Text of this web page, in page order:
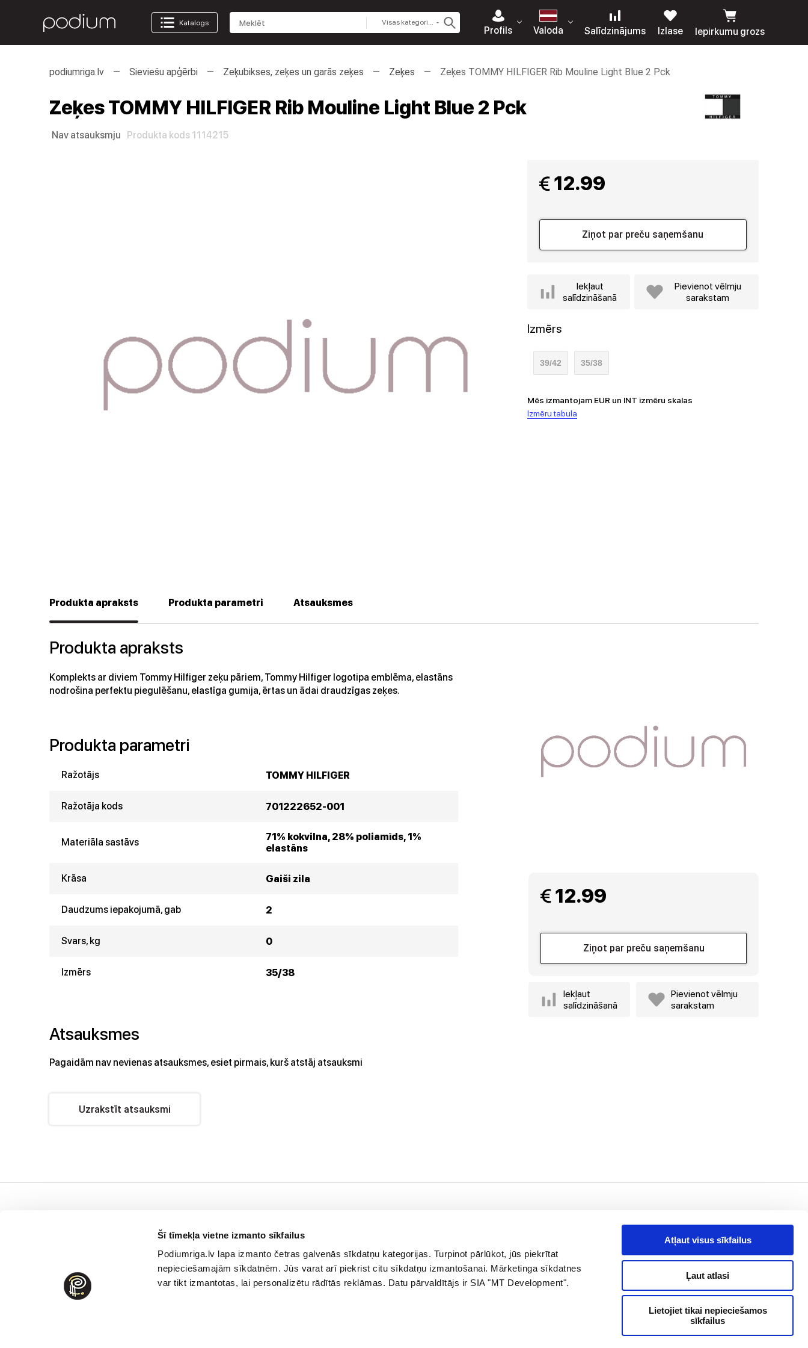
Šī tīmekļa vietne izmanto sīkfailus
Podiumriga.lv lapa izmanto četras galvenās sīkdatņu kategorijas. Turpinot pārlūkot, jūs piekrītat
nepieciešamajām sīkdatnēm. Jūs varat arī piekrist citu sīkdatņu izmantošanai. Mārketinga sīkdatnes
var tikt izmantotas, lai personalizētu rādītās reklāmas. Datu pārvaldītājs ir SIA "MT Development".
Atļaut visus sīkfailus
Ļaut atlasi
Lietojiet tikai nepieciešamos
sīkfailus
Katalogs Visas kategorijas
Profils Valoda Salīdzinājums Izlase Iepirkumu grozs
podiumriga.lv Sieviešu apģērbi Zeķubikses, zeķes un garās zeķes Zеķes Zeķes TOMMY HILFIGER Rib Mouline Light Blue 2 Pck
Zeķes TOMMY HILFIGER Rib Mouline Light Blue 2 Pck
Nav atsauksmju Produkta kods 1114215
12.99
Ziņot par preču saņemšanu
Iekļaut
salīdzināšanā
Pievienot vēlmju
sarakstam
Izmērs
39/42 35/38
Mēs izmantojam EUR un INT izmēru skalas
Izmēru tabula
Produkta apraksts Produkta parametri Atsauksmes
Produkta apraksts
Komplekts ar diviem Tommy Hilfiger zeķu pāriem, Tommy Hilfiger logotipa emblēma, elastāns
nodrošina perfektu piegulēšanu, elastīga gumija, ērtas un ādai draudzīgas zeķes.
Produkta parametri
Ražotājs TOMMY HILFIGER
Ražotāja kods 701222652-001
Materiāla sastāvs
71% kokvilna, 28% poliamīds, 1%
elastāns
Krāsa Gaiši zila
Daudzums iepakojumā, gab 2
Svars, kg 0
Izmērs 35/38
Atsauksmes
Pagaidām nav nevienas atsauksmes, esiet pirmais, kurš atstāj atsauksmi
Uzrakstīt atsauksmi
12.99
Ziņot par preču saņemšanu
Iekļaut
salīdzināšanā
Pievienot vēlmju
sarakstam
Piegāde
Preču atgriešana un
Privātuma politika
Vispārējie pārdošanas
noteikumi un nosacījumi
Sazināties ar mums
E-pasta adrese Abonēt
+371 26 60 60 60